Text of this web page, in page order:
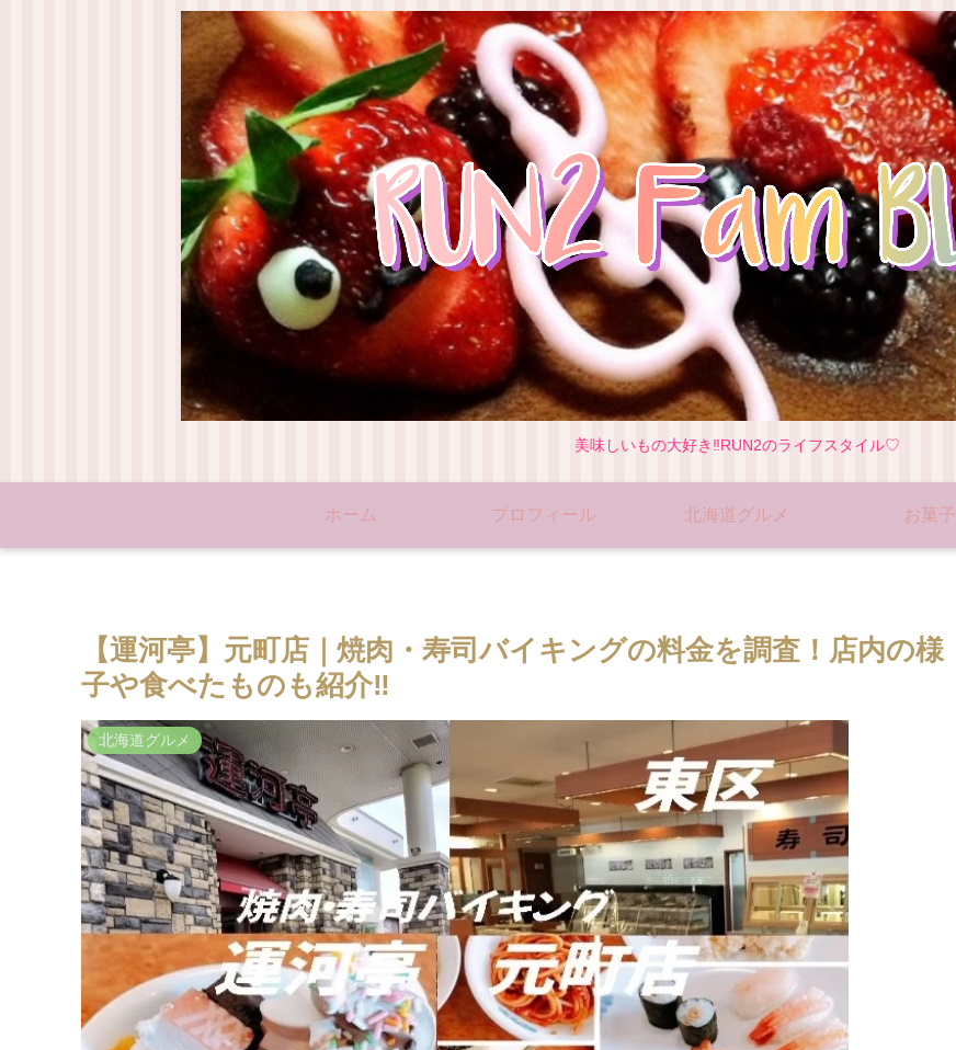
美味しいもの大好き‼RUN2のライフスタイル♡
ホーム プロフィール 北海道グルメ お菓子
【運河亭】元町店｜焼肉・寿司バイキングの料金を調査！店内の様
子や食べたものも紹介‼
北海道グルメ